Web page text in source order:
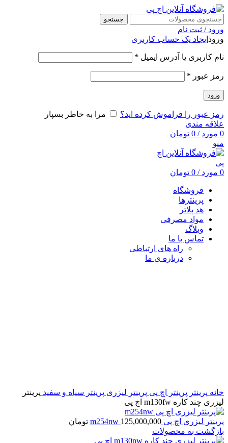
جستجو
ورود / ثبت نام
ورود ایجاد یک حساب کاربری
نام کاربری یا آدرس ایمیل *
رمز عبور *
ورود
رمز عبور را فراموش کرده اید؟
مرا به خاطر بسپار
علاقه مندی
0 مورد /
0 تومان
منو
0 مورد /
0 تومان
فروشگاه
پرینترها
هد پلاتر
مواد مصرفی
وبلاگ
تماس با ما
راه های ارتباطی
درباره ی ما
خانه پرینتر پرینتر اچ پی پرینتر لیزری پرینتر سیاه و سفید پرینتر
لیزری چند کاره m130fw اچ پی
پرینتر لیزری اچ پی m254nw 125,000,000
تومان
بازگشت به محصولات